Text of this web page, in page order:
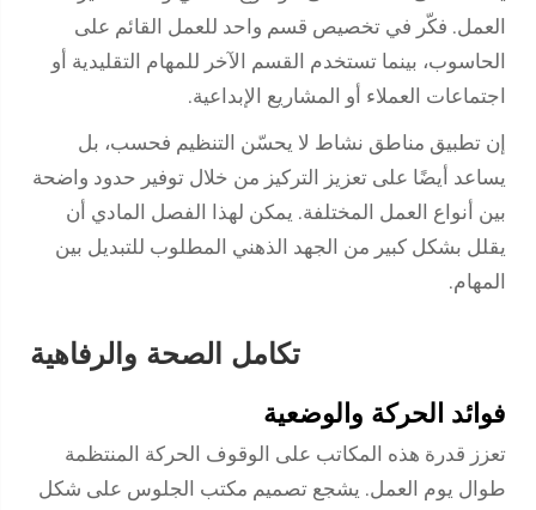
العمل. فكّر في تخصيص قسم واحد للعمل القائم على
الحاسوب، بينما تستخدم القسم الآخر للمهام التقليدية أو
اجتماعات العملاء أو المشاريع الإبداعية.
إن تطبيق مناطق نشاط لا يحسّن التنظيم فحسب، بل
يساعد أيضًا على تعزيز التركيز من خلال توفير حدود واضحة
بين أنواع العمل المختلفة. يمكن لهذا الفصل المادي أن
يقلل بشكل كبير من الجهد الذهني المطلوب للتبديل بين
المهام.
تكامل الصحة والرفاهية
فوائد الحركة والوضعية
تعزز قدرة هذه المكاتب على الوقوف الحركة المنتظمة
طوال يوم العمل. يشجع تصميم مكتب الجلوس على شكل